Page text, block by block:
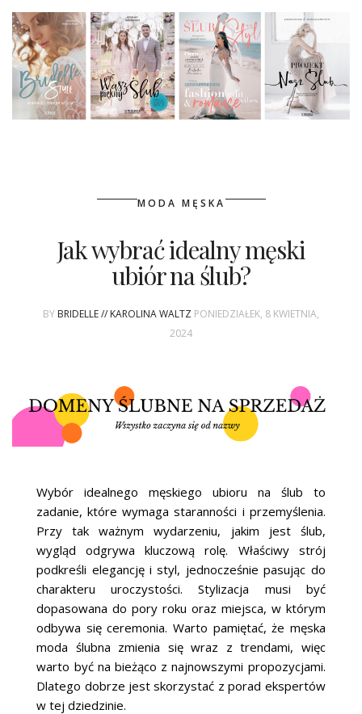
MODA MĘSKA
Jak wybrać idealny męski
ubiór na ślub?
BY BRIDELLE // KAROLINA WALTZ PONIEDZIAŁEK, 8 KWIETNIA,
2024
Wybór idealnego męskiego ubioru na ślub to
zadanie, które wymaga staranności i przemyślenia.
Przy tak ważnym wydarzeniu, jakim jest ślub,
wygląd odgrywa kluczową rolę. Właściwy strój
podkreśli elegancję i styl, jednocześnie pasując do
charakteru uroczystości. Stylizacja musi być
dopasowana do pory roku oraz miejsca, w którym
odbywa się ceremonia. Warto pamiętać, że męska
moda ślubna zmienia się wraz z trendami, więc
warto być na bieżąco z najnowszymi propozycjami.
Dlatego dobrze jest skorzystać z porad ekspertów
w tej dziedzinie.